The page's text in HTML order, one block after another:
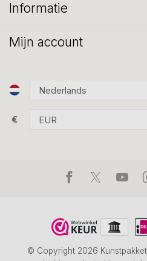
Informatie
Mijn account
€
© Copyright 2026